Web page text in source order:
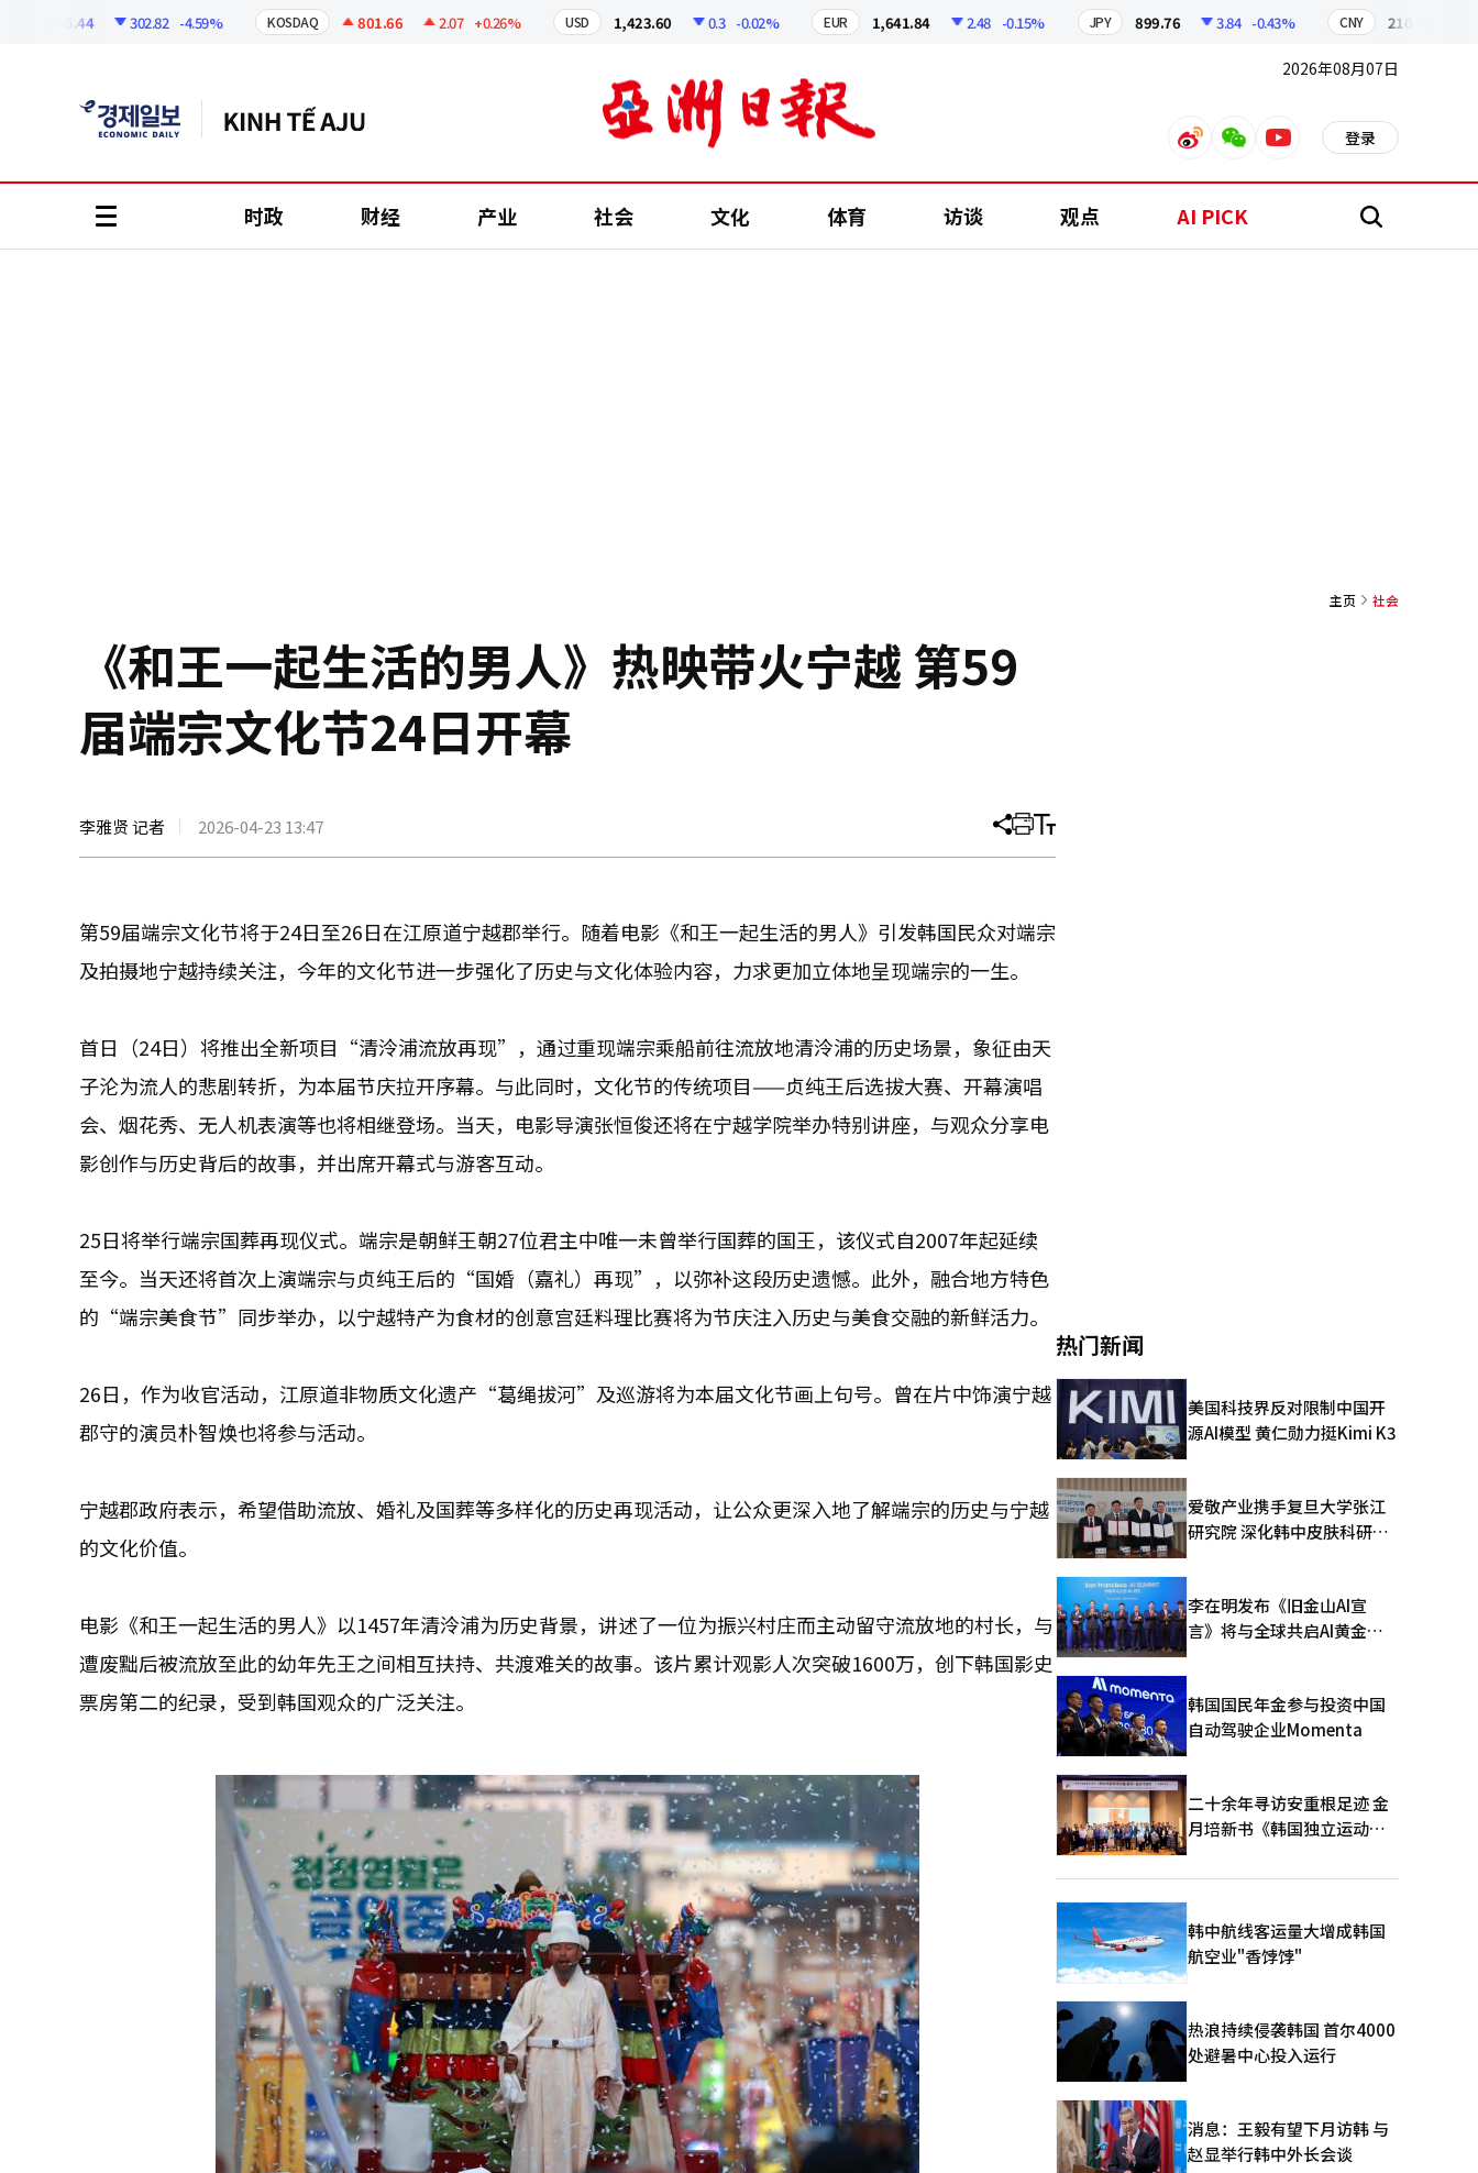
302.82 -4.59% KOSDAQ 801.66 2.07 +0.26% USD 1,423.60 0.3 -0.02% EUR 1,641.84 2.48 -0.15% JPY 899.76 3.84 -0.43% CNY 210.96
2026年08月07日
weiboweixinyoutube 登录
时政 财经 产业 社会 文化 体育 访谈 观点 AI PICK 搜
主页 社会
《和王一起生活的男人》热映带火宁越 第59
届端宗文化节24日开幕
李雅贤 记者 2026-04-23 13:47 分
文
打 调
大
第59届端宗文化节将于24日至26日在江原道宁越郡举行。随着电影《和王一起生活的男人》引发韩国民众对端宗
及拍摄地宁越持续关注，今年的文化节进一步强化了历史与文化体验内容，力求更加立体地呈现端宗的一生。
首日（24日）将推出全新项目“清泠浦流放再现”，通过重现端宗乘船前往流放地清泠浦的历史场景，象征由天
子沦为流人的悲剧转折，为本届节庆拉开序幕。与此同时，文化节的传统项目——贞纯王后选拔大赛、开幕演唱
会、烟花秀、无人机表演等也将相继登场。当天，电影导演张恒俊还将在宁越学院举办特别讲座，与观众分享电
影创作与历史背后的故事，并出席开幕式与游客互动。
25日将举行端宗国葬再现仪式。端宗是朝鲜王朝27位君主中唯一未曾举行国葬的国王，该仪式自2007年起延续
至今。当天还将首次上演端宗与贞纯王后的“国婚（嘉礼）再现”，以弥补这段历史遗憾。此外，融合地方特色
的“端宗美食节”同步举办，以宁越特产为食材的创意宫廷料理比赛将为节庆注入历史与美食交融的新鲜活力。
26日，作为收官活动，江原道非物质文化遗产“葛绳拔河”及巡游将为本届文化节画上句号。曾在片中饰演宁越
郡守的演员朴智焕也将参与活动。
宁越郡政府表示，希望借助流放、婚礼及国葬等多样化的历史再现活动，让公众更深入地了解端宗的历史与宁越
的文化价值。
电影《和王一起生活的男人》以1457年清泠浦为历史背景，讲述了一位为振兴村庄而主动留守流放地的村长，与
遭废黜后被流放至此的幼年先王之间相互扶持、共渡难关的故事。该片累计观影人次突破1600万，创下韩国影史
票房第二的纪录，受到韩国观众的广泛关注。
热门新闻
美国科技界反对限制中国开
源AI模型 黄仁勋力挺Kimi K3
爱敬产业携手复旦大学张江
研究院 深化韩中皮肤科研合
李在明发布《旧金山AI宣
言》将与全球共启AI黄金时
韩国国民年金参与投资中国
自动驾驶企业Momenta
二十余年寻访安重根足迹 金
月培新书《韩国独立运动圣
版
韩中航线客运量大增成韩国
航空业"香饽饽"
热浪持续侵袭韩国 首尔4000
处避暑中心投入运行
消息：王毅有望下月访韩 与
赵显举行韩中外长会谈